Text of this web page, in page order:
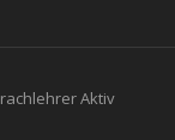
Aktiv